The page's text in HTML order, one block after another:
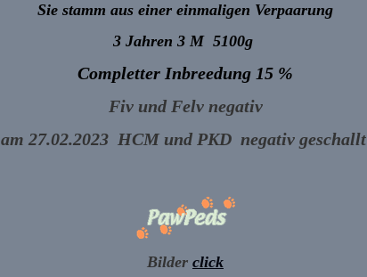
Sie stamm aus einer einmaligen Verpaarung
3 Jahren 3 M 5100g
Completter Inbreedung 15 %
Fiv und Felv negativ
am 27.02.2023 HCM und PKD negativ geschallt
Bilder click